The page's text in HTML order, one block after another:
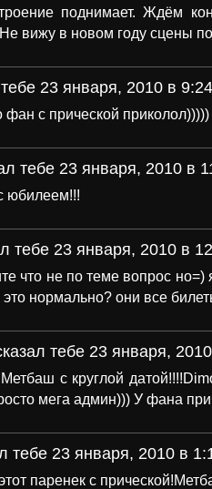
поднимает. Ждём
Не вижу в новом году сцены
23 января, 2010 в
фан с прической приколол)))))
тебе 23 января, 2010 в
юбилеем!!!
тебе 23 января, 2010 в
что не по теме вопрос но=)
нормально? они все
тебе 23 января,
с круглой
мега админ))) У фана
тебе 23 января, 2010 в
паренек с